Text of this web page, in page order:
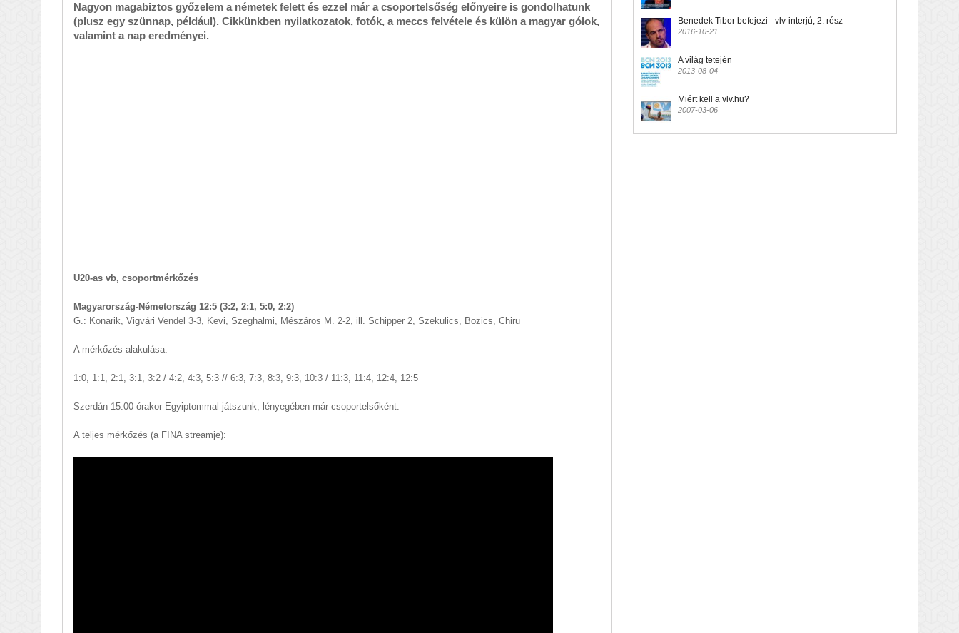
Nagyon magabiztos győzelem a németek felett és ezzel már a csoportelsőség előnyeire is gondolhatunk
(plusz egy szünnap, például). Cikkünkben nyilatkozatok, fotók, a meccs felvétele és külön a magyar gólok,
valamint a nap eredményei.
U20-as vb, csoportmérkőzés
Magyarország-Németország 12:5 (3:2, 2:1, 5:0, 2:2)
G.: Konarik, Vigvári Vendel 3-3, Kevi, Szeghalmi, Mészáros M. 2-2, ill. Schipper 2, Szekulics, Bozics, Chiru
A mérkőzés alakulása:
1:0, 1:1, 2:1, 3:1, 3:2 / 4:2, 4:3, 5:3 // 6:3, 7:3, 8:3, 9:3, 10:3 / 11:3, 11:4, 12:4, 12:5
Szerdán 15.00 órakor Egyiptommal játszunk, lényegében már csoportelsőként.
A teljes mérkőzés (a FINA streamje):
Benedek Tibor befejezi - vlv-interjú, 2. rész
2016-10-21
A világ tetején
2013-08-04
Miért kell a vlv.hu?
2007-03-06